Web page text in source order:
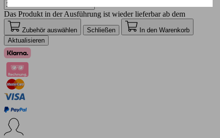
Das Produkt in der Ausführung ist wieder lieferbar ab dem
Zubehör auswählen Schließen In den Warenkorb